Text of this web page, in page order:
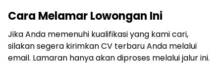
Cara Melamar Lowongan Ini
Jika Anda memenuhi kualifikasi yang kami cari,
silakan segera kirimkan CV terbaru Anda melalui
email. Lamaran hanya akan diproses melalui jalur ini.